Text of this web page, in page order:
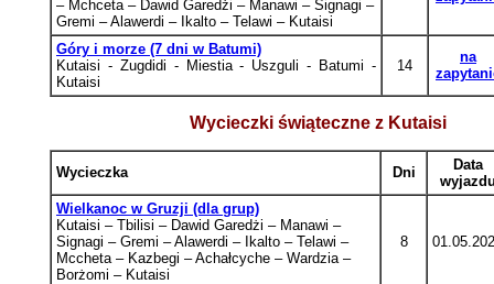
– Mchceta – Dawid Garedżi – Manawi – Signagi –
Gremi – Alawerdi – Ikalto – Telawi – Kutaisi
Góry i morze (7 dni w Batumi)
Kutaisi - Zugdidi - Miestia - Uszguli - Batumi -
Kutaisi
14
na
Wycieczki świąteczne z Kutaisi
Wycieczka Dni
Data
Wielkanoc w Gruzji (dla grup)
Kutaisi – Tbilisi – Dawid Garedżi – Manawi –
Signagi – Gremi – Alawerdi – Ikalto – Telawi –
Mccheta – Kazbegi – Achałcyche – Wardzia –
Borżomi – Kutaisi
8